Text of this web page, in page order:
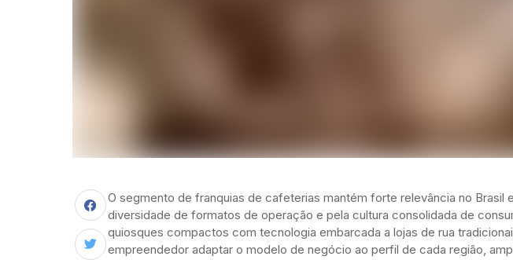
O segmento de franquias de cafeterias mantém forte relevância no Brasil
diversidade de formatos de operação e pela cultura consolidada de
quiosques compactos com tecnologia embarcada a lojas de rua
empreendedor adaptar o modelo de negócio ao perfil de cada região,